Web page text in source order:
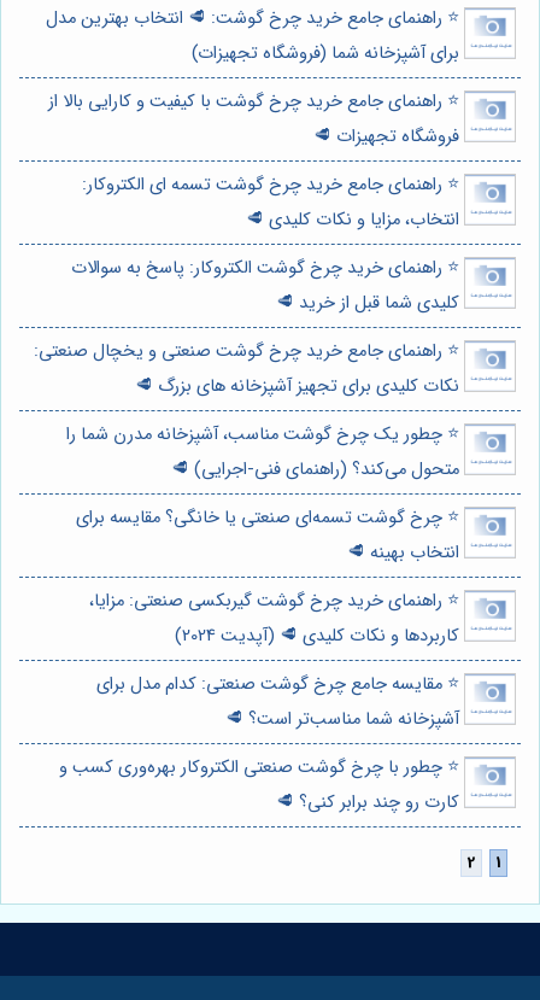
⭐️ راهنمای جامع خرید چرخ گوشت: 🥩 انتخاب بهترین مدل
برای آشپزخانه شما (فروشگاه تجهیزات)
⭐️ راهنمای جامع خرید چرخ گوشت با کیفیت و کارایی بالا از
فروشگاه تجهیزات 🥩
⭐️ راهنمای جامع خرید چرخ گوشت تسمه ای الکتروکار:
انتخاب، مزایا و نکات کلیدی 🥩
⭐️ راهنمای خرید چرخ گوشت الکتروکار: پاسخ به سوالات
کلیدی شما قبل از خرید 🥩
⭐️ راهنمای جامع خرید چرخ گوشت صنعتی و یخچال صنعتی:
نکات کلیدی برای تجهیز آشپزخانه های بزرگ 🥩
⭐️ چطور یک چرخ گوشت مناسب، آشپزخانه مدرن شما را
متحول می‌کند؟ (راهنمای فنی-اجرایی) 🥩
⭐️ چرخ گوشت تسمه‌ای صنعتی یا خانگی؟ مقایسه برای
انتخاب بهینه 🥩
⭐️ راهنمای خرید چرخ گوشت گیربکسی صنعتی: مزایا،
کاربردها و نکات کلیدی 🥩 (آپدیت 2024)
⭐️ مقایسه جامع چرخ گوشت صنعتی: کدام مدل برای
آشپزخانه شما مناسب‌تر است؟ 🥩
⭐️ چطور با چرخ گوشت صنعتی الکتروکار بهره‌وری کسب و
کارت رو چند برابر کنی؟ 🥩